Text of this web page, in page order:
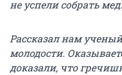
не успели собрать мед.
Рассказал нам
молодости.
доказали, что